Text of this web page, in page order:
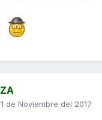
1 de Noviembre del 2017